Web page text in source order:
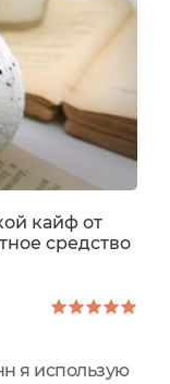
кайф от
средство
я использую